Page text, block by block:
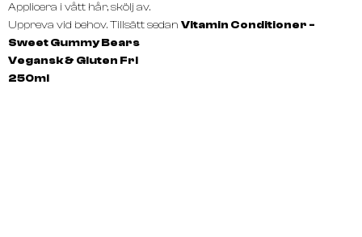
Applicera i vått hår, skölj av.
Uppreva vid behov. Tillsätt sedan Vitamin Conditioner -
Sweet Gummy Bears
Vegansk & Gluten Fri
250ml